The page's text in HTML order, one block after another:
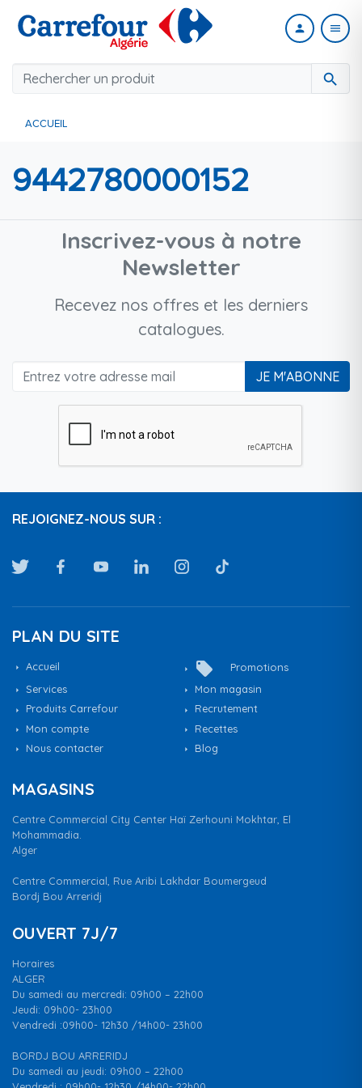
search
person menu
ACCUEIL
9442780000152
Inscrivez-vous à notre
Newsletter
Recevez nos offres et les derniers
catalogues.
JE M'ABONNE
REJOIGNEZ-NOUS SUR :
PLAN DU SITE
Accueil local_offer
Promotions
Services
Mon magasin
Produits Carrefour
Recrutement
Mon compte
Recettes
Nous contacter
Blog
MAGASINS
Centre Commercial City Center Haï Zerhouni Mokhtar, El
Mohammadia.
Alger
Centre Commercial, Rue Aribi Lakhdar Boumergeud
Bordj Bou Arreridj
OUVERT 7J/7
Horaires
ALGER
Du samedi au mercredi: 09h00 – 22h00
Jeudi: 09h00- 23h00
Vendredi :09h00- 12h30 /14h00- 23h00
BORDJ BOU ARRERIDJ
Du samedi au jeudi: 09h00 – 22h00